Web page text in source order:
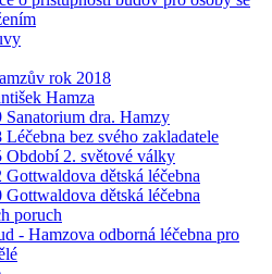
rok 2018
Hamza
Sanatorium dra. Hamzy
Léčebna bez svého zakladatele
Období 2. světové války
Gottwaldova dětská léčebna
Gottwaldova dětská léčebna
poruch
- Hamzova odborná léčebna pro